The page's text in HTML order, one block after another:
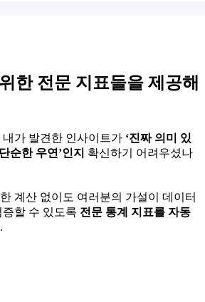
한 전문 지표들을 제공해
가 발견한 인사이트가 ‘진짜 의미 있
순한 우연’인지 확신하기 어려우셨나
계산 없이도 여러분의 가설이 데이터
할 수 있도록 전문 통계 지표를 자동